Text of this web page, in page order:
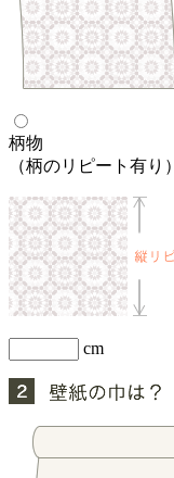
柄物
（柄のリピート有り）
cm